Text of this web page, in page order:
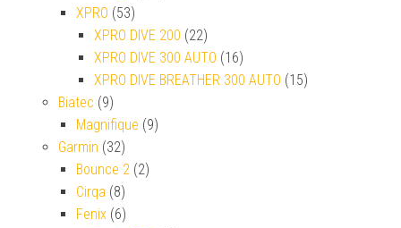
XPRO (53)
XPRO DIVE 200 (22)
XPRO DIVE 300 AUTO (16)
XPRO DIVE BREATHER 300 AUTO (15)
Biatec (9)
Magnifique (9)
Garmin (32)
Bounce 2 (2)
Cirqa (8)
Fenix (6)